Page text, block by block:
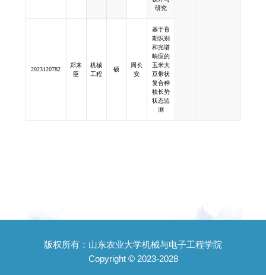
研究
2023120782
郑来
臣
机械
工程
硕
周长
安
基于育
期识别
和光谱
响应的
玉米大
豆带状
复合种
植长势
状态监
测
版权所有：山东农业大学机械与电子工程学院
Copyright © 2023-2028